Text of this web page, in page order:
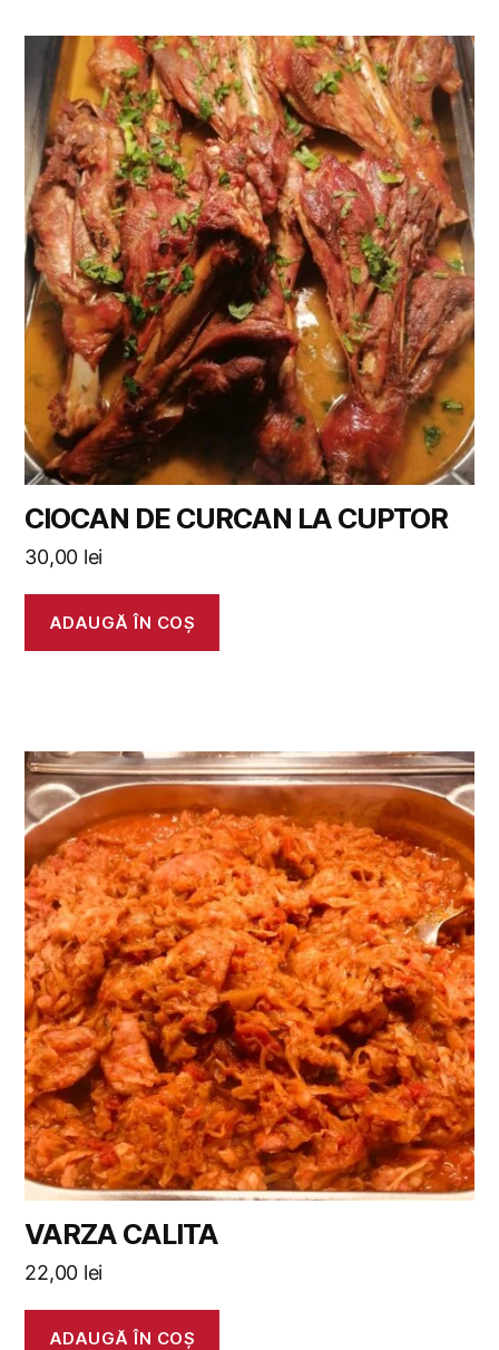
CIOCAN DE CURCAN LA CUPTOR
30,00 lei
ADAUGĂ ÎN COȘ
VARZA CALITA
22,00 lei
ADAUGĂ ÎN COȘ